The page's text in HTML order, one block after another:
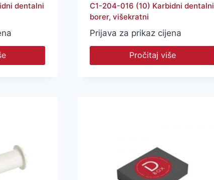
dentalni
C1-204-016 (10) Karbidni dentalni
borer, višekratni
Prijava za prikaz cijena
Pročitaj više